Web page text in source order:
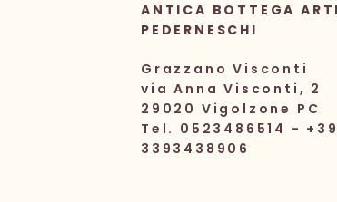
ANTICA BOTTEGA
PEDERNESCHI
Grazzano Visconti
via Anna Visconti, 2
29020 Vigolzone PC
Tel. 0523486514 - +39
3393438906